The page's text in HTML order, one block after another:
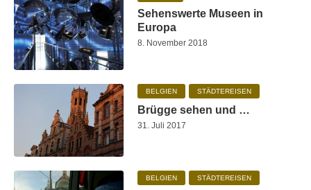
Sehenswerte Museen in
Europa
8. November 2018
BELGIEN STÄDTEREISEN
Brügge sehen und …
31. Juli 2017
BELGIEN STÄDTEREISEN